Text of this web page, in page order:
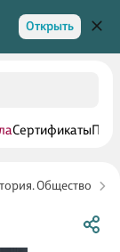
Открыть
Сертификаты
Общество